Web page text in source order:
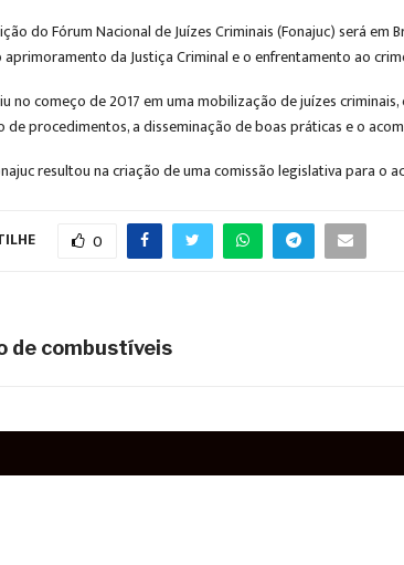
do Fórum Nacional de Juízes Criminais (Fonajuc) será
da Justiça Criminal e o enfrentamento ao
no começo de 2017 em uma mobilização de juízes
de procedimentos, a disseminação de boas práticas e o
resultou na criação de uma comissão legislativa para
0
de combustíveis